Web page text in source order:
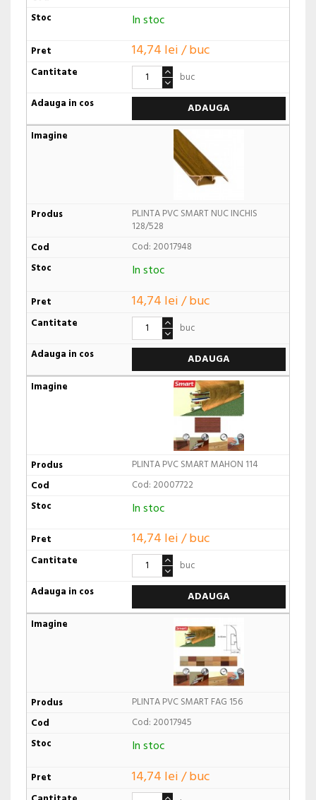
In stoc
14,74 lei / buc
buc
ADAUGA
PLINTA PVC SMART NUC INCHIS
128/528
Cod: 20017948
In stoc
14,74 lei / buc
buc
ADAUGA
PLINTA PVC SMART MAHON 114
Cod: 20007722
In stoc
14,74 lei / buc
buc
ADAUGA
PLINTA PVC SMART FAG 156
Cod: 20017945
In stoc
14,74 lei / buc